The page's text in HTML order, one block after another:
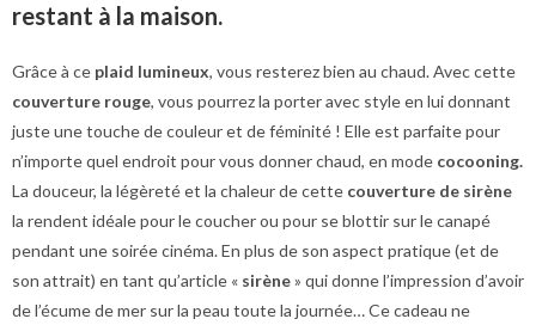
restant à la maison.
Grâce à ce plaid lumineux, vous resterez bien au chaud. Avec cette
couverture rouge, vous pourrez la porter avec style en lui donnant
juste une touche de couleur et de féminité ! Elle est parfaite pour
n’importe quel endroit pour vous donner chaud, en mode cocooning.
La douceur, la légèreté et la chaleur de cette couverture de sirène
la rendent idéale pour le coucher ou pour se blottir sur le canapé
pendant une soirée cinéma. En plus de son aspect pratique (et de
son attrait) en tant qu’article « sirène» qui donne l’impression d’avoir
de l’écume de mer sur la peau toute la journée… Ce cadeau ne